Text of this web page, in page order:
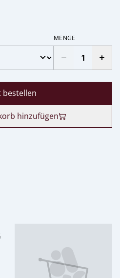
MENGE
bestellen
hinzufügen